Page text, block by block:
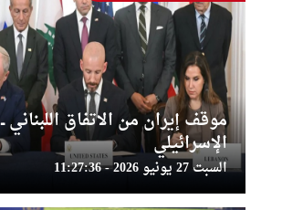
موقف إيران من الاتفاق اللبناني ــ
الإسرائيلي
السبت 27 يونيو 2026 - 11:27:36